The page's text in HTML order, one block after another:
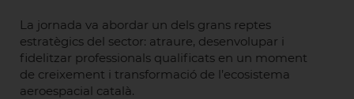
La jornada va abordar un dels grans reptes
estratègics del sector: atraure, desenvolupar i
fidelitzar professionals qualificats en un moment
de creixement i transformació de l’ecosistema
aeroespacial català.